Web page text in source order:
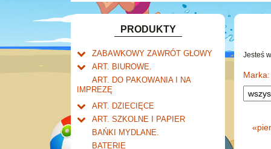
PRODUKTY
ZABAWKOWY ZAWRÓT GŁOWY
Welly.
Mały naukowiec.
Zabawki dla chłopców.
Akcesoria dla lalek.
ART. BIUROWE.
Kalendarze.
Wieloletnie
Dziurkacze i zszywacze.
Klipy i spinacze.
Korektory.
Skoroszyty, teczki i segregatory.
ART. DO PAKOWANIA I NA
IMPREZĘ
ART. DZIECIĘCE
Artykuły drogeryjne.
Produkty dla mamy i
ART. SZKOLNE I PAPIER
Tornistry, plecaki i walizki.
Drobne artykuły szkolne.
BAŃKI MYDLANE.
BATERIE
Jesteś
Marka:
«